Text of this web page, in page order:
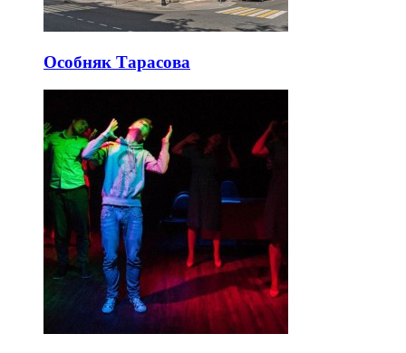
Особняк Тарасова